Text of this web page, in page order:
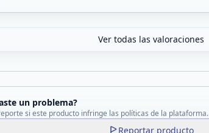
Ver todas las valoraciones
un problema?
si este producto infringe las políticas de la plataforma.
Reportar producto